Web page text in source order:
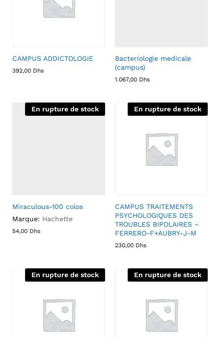
CAMPUS ADDICTOLOGIE
392,00 Dhs
Bacteriologie medicale
(campus)
1.067,00 Dhs
En rupture de stock
Miraculous-100 colos
Marque: Hachette
54,00 Dhs
En rupture de stock
CAMPUS TRAITEMENTS
PSYCHOLOGIQUES DES
TROUBLES BIPOLAIRES –
FERRERO-F+AUBRY-J-M
230,00 Dhs
En rupture de stock En rupture de stock